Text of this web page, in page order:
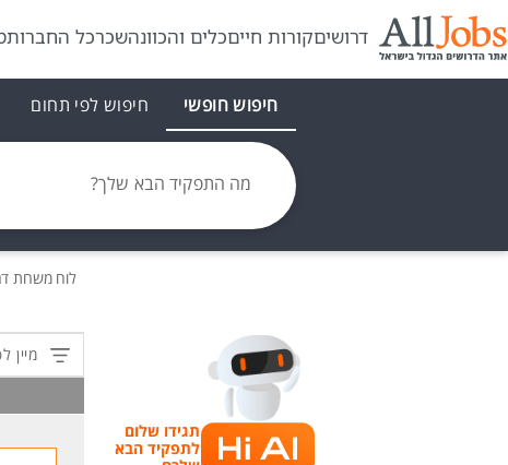
דרושיםקורות חייםכלים והכוונהשכרכל החברות
חיפוש חופשי חיפוש לפי תחום
מה התפקיד הבא שלך?
לוח משרות
תגידו שלום
לתפקיד הבא
מיין